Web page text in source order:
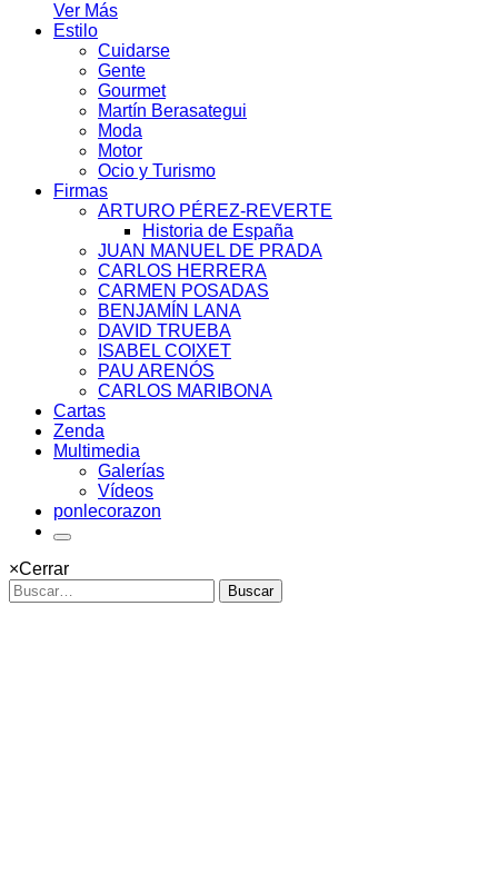
Ver Más
Estilo
Cuidarse
Gente
Gourmet
Martín Berasategui
Moda
Motor
Ocio y Turismo
Firmas
ARTURO PÉREZ-REVERTE
Historia de España
JUAN MANUEL DE PRADA
CARLOS HERRERA
CARMEN POSADAS
BENJAMÍN LANA
DAVID TRUEBA
ISABEL COIXET
PAU ARENÓS
CARLOS MARIBONA
Cartas
Zenda
Multimedia
Galerías
Vídeos
ponlecorazon
×Cerrar
Buscar